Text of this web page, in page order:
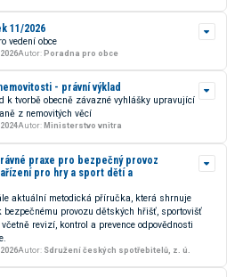
11/2026
vedení obce
Autor: Poradna pro obce
- právní výklad
k tvorbě obecně závazné vyhlášky upravující
z nemovitých věcí
Autor: Ministerstvo vnitra
praxe pro bezpečný provoz
pro hry a sport dětí a
aktuální metodická příručka, která shrnuje
bezpečnému provozu dětských hřišť, sportovišť
revizí, kontrol a prevence odpovědnosti
Autor: Sdružení českých spotřebitelů, z. ú.